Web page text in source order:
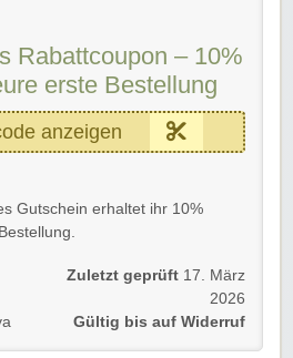
Rabattcoupon – 10%
erste Bestellung
anzeigen
Gutschein erhaltet ihr 10%
Gutscheincode im
und sparen.
Zuletzt geprüft 17. März
2026
Gültig bis auf Widerruf